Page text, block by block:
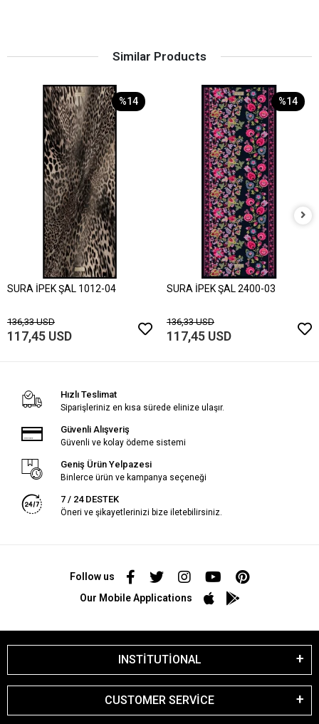
Similar Products
%14
SURA İPEK ŞAL 1012-04
136,33 USD
117,45 USD
%14
SURA İPEK ŞAL 2400-03
136,33 USD
117,45 USD
Hızlı Teslimat
Siparişleriniz en kısa sürede elinize ulaşır.
Güvenli Alışveriş
Güvenli ve kolay ödeme sistemi
Geniş Ürün Yelpazesi
Binlerce ürün ve kampanya seçeneği
7 / 24 DESTEK
Öneri ve şikayetlerinizi bize iletebilirsiniz.
Follow us
Our Mobile Applications
INSTİTUTİONAL
CUSTOMER SERVİCE